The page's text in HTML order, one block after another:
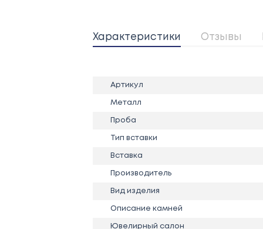
Характеристики Отзывы
Артикул
Металл
Проба
Тип вставки
Вставка
Производитель
Вид изделия
Описание камней
Ювелирный салон